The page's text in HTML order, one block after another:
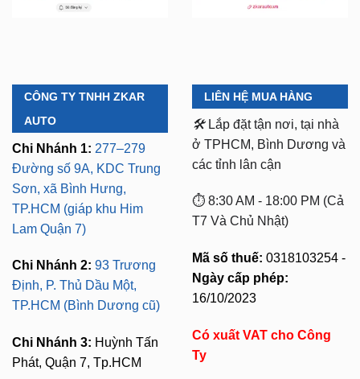
CÔNG TY TNHH ZKAR
AUTO
Chi Nhánh 1: 277–279
Đường số 9A, KDC Trung
Sơn, xã Bình Hưng,
TP.HCM (giáp khu Him
Lam Quận 7)
Chi Nhánh 2: 93 Trương
Định, P. Thủ Dầu Một,
TP.HCM (Bình Dương cũ)
Chi Nhánh 3: Huỳnh Tấn
Phát, Quận 7, Tp.HCM
LIÊN HỆ MUA HÀNG
🛠️ Lắp đặt tận nơi, tại nhà
ở TPHCM, Bình Dương và
các tỉnh lân cận
⏱️ 8:30 AM - 18:00 PM (Cả
T7 Và Chủ Nhật)
Mã số thuế: 0318103254 -
Ngày cấp phép:
16/10/2023
Có xuất VAT cho Công
Ty